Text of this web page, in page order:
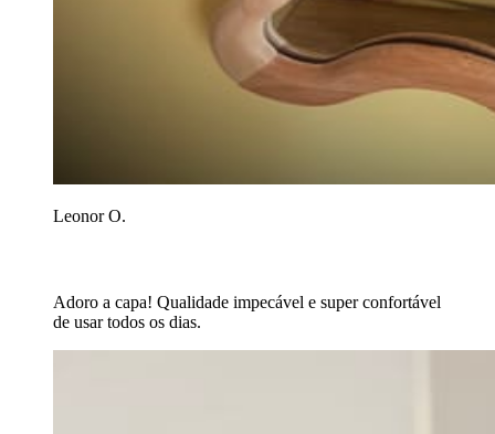
Leonor O.
Adoro a capa! Qualidade impecável e super confortável
de usar todos os dias.